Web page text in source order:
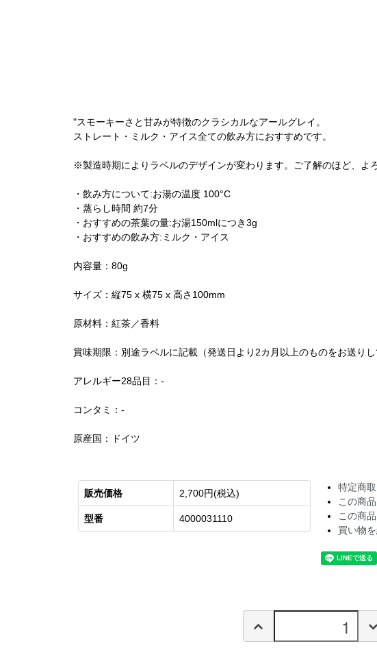
"スモーキーさと甘みが特徴のクラシカルなアールグレイ。
ストレート・ミルク・アイス全ての飲み方におすすめです。
※製造時期によりラベルのデザインが変わります。ご了解のほど、よ
・飲み方について:お湯の温度 100°C
・蒸らし時間 約7分
・おすすめの茶葉の量:お湯150mlにつき3g
・おすすめの飲み方:ミルク・アイス
内容量：80g
サイズ：縦75 x 横75 x 高さ100mm
原材料：紅茶／香料
賞味期限：別途ラベルに記載（発送日より2カ月以上のものをお送りし
アレルギー28品目：-
コンタミ：-
原産国：ドイツ
販売価格 2,700円(税込)
型番 4000031110
特定商
この商
この商
買い物